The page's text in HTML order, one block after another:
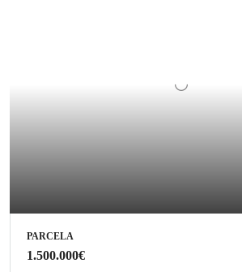
PARCELA
1.500.000€